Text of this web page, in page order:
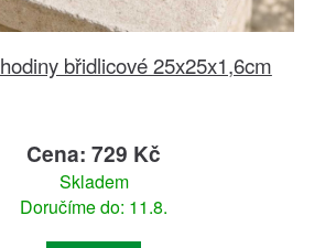
břidlicové 25x25x1,6cm
Cena: 729 Kč
Skladem
Doručíme do: 11.8.